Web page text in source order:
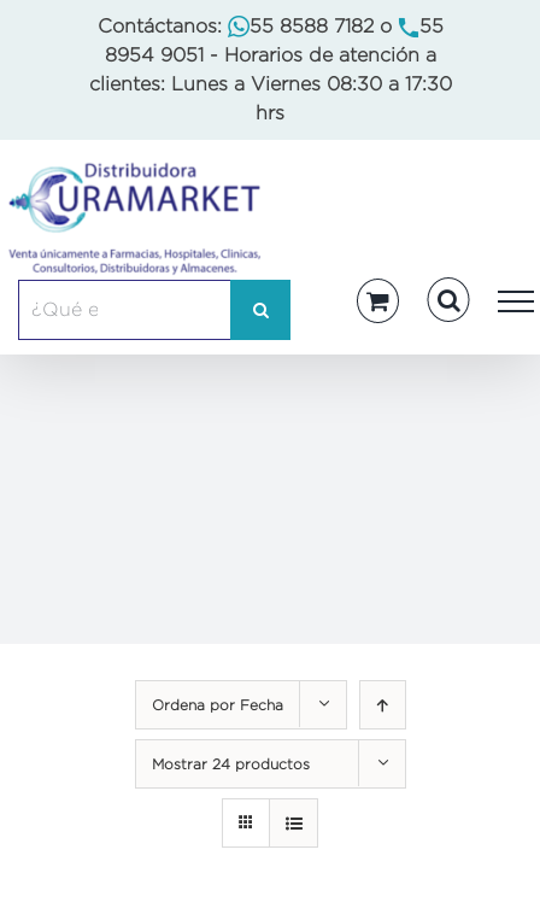
Contáctanos: 55 8588 7182o
55
8954 9051 - Horarios de atención a
clientes: Lunes a Viernes 08:30 a 17:30
hrs
Ordena por Fecha
Mostrar 24 productos